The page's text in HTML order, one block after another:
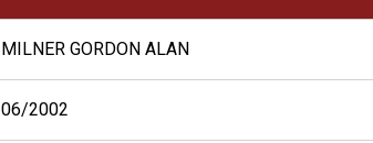
MILNER GORDON ALAN
06/2002